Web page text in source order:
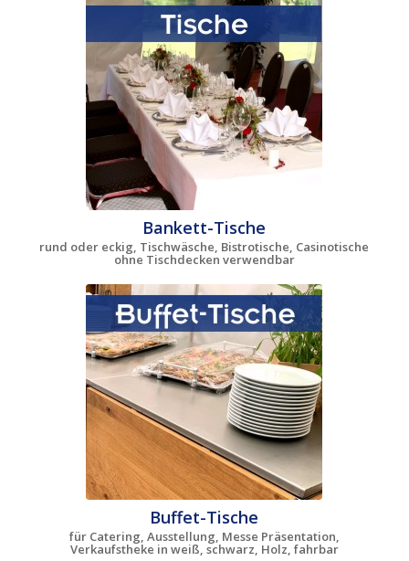
Bankett-Tische
rund oder eckig, Tischwäsche, Bistrotische, Casinotische
ohne Tischdecken verwendbar
Buffet-Tische
für Catering, Ausstellung, Messe Präsentation,
Verkaufstheke in weiß, schwarz, Holz, fahrbar